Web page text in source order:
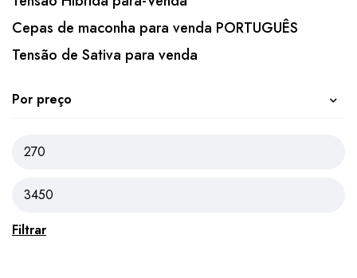
Cepas de maconha para venda PORTUGUÊS
Tensão de Sativa para venda
Por preço
Filtrar